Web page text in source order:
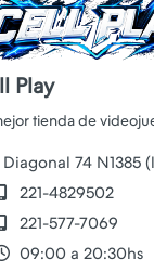
Play
Diagonal 74 N1385
221-4829502
221-577-7069
09:00 a 20:30hs